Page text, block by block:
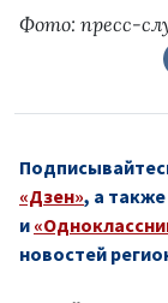
Фото: пресс-
«Дзен», а также
и
новостей